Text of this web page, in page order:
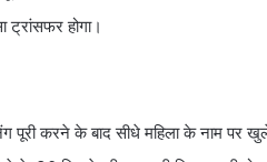
ट्रांसफर होगा।
पूरी करने के बाद सीधे महिला के नाम पर